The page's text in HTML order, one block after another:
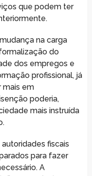
que podem ter
na carga
do
dos empregos e
profissional, já
mais em
poderia,
mais instruída
fiscais
para fazer
A